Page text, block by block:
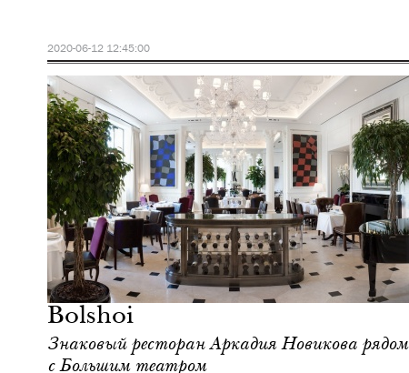
2020-06-12 12:45:00
Bolshoi
Знаковый ресторан Аркадия Новикова рядом
с Большим театром
Шоппинг
Москва